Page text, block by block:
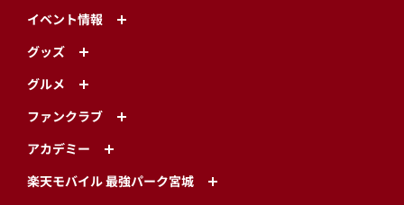
イベント情報
グッズ
グルメ
ファンクラブ
アカデミー
楽天モバイル 最強パーク宮城